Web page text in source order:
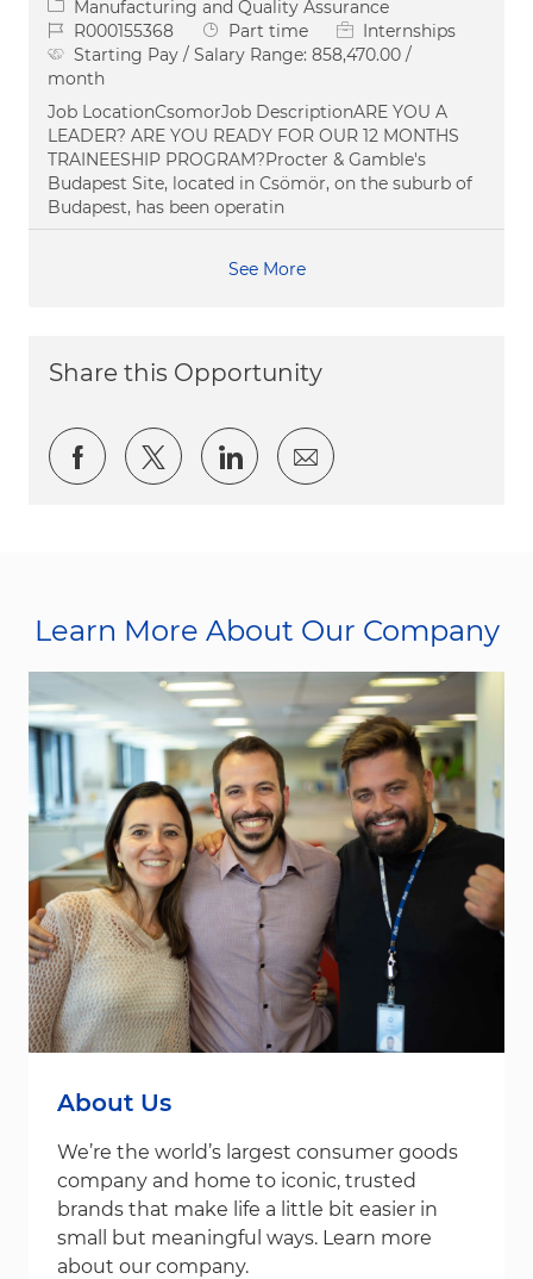
Category
Manufacturing and Quality Assurance
Job IdR000155368 Job Type
Part time
Internships
Starting Pay / Salary Range: 858,470.00 /
month
Job LocationCsomorJob DescriptionARE YOU A
LEADER? ARE YOU READY FOR OUR 12 MONTHS
TRAINEESHIP PROGRAM?Procter & Gamble's
Budapest Site, located in Csömör, on the suburb of
Budapest, has been operatin
See More
Share this Opportunity
Share via Facebook
Share via twitter
Share via LinkedIn
Share via email
Learn More About Our Company
About Us
We’re the world’s largest consumer goods
company and home to iconic, trusted
brands that make life a little bit easier in
small but meaningful ways. Learn more
about our company.